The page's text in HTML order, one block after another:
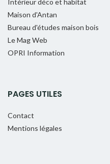
Intérieur déco et habitat
Maison d'Antan
Bureau d'études maison bois
Le Mag Web
OPRI Information
PAGES UTILES
Contact
Mentions légales